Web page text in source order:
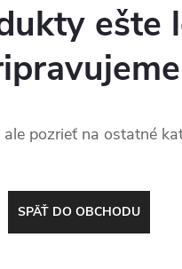
ešte
pozrieť na ostatné
SPÄŤ DO OBCHODU